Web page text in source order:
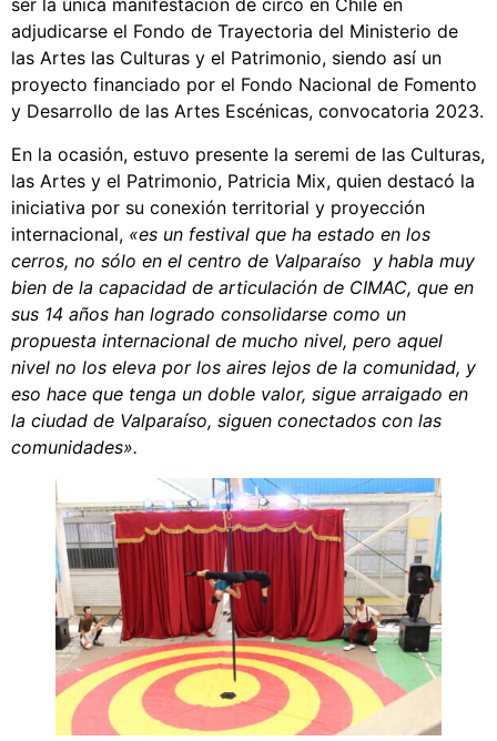
ser la única manifestación de circo en Chile en
adjudicarse el Fondo de Trayectoria del Ministerio de
las Artes las Culturas y el Patrimonio, siendo así un
proyecto financiado por el Fondo Nacional de Fomento
y Desarrollo de las Artes Escénicas, convocatoria 2023.
En la ocasión, estuvo presente la seremi de las Culturas,
las Artes y el Patrimonio, Patricia Mix, quien destacó la
iniciativa por su conexión territorial y proyección
internacional, «es un festival que ha estado en los
cerros, no sólo en el centro de Valparaíso y habla muy
bien de la capacidad de articulación de CIMAC, que en
sus 14 años han logrado consolidarse como un
propuesta internacional de mucho nivel, pero aquel
nivel no los eleva por los aires lejos de la comunidad, y
eso hace que tenga un doble valor, sigue arraigado en
la ciudad de Valparaíso, siguen conectados con las
comunidades».